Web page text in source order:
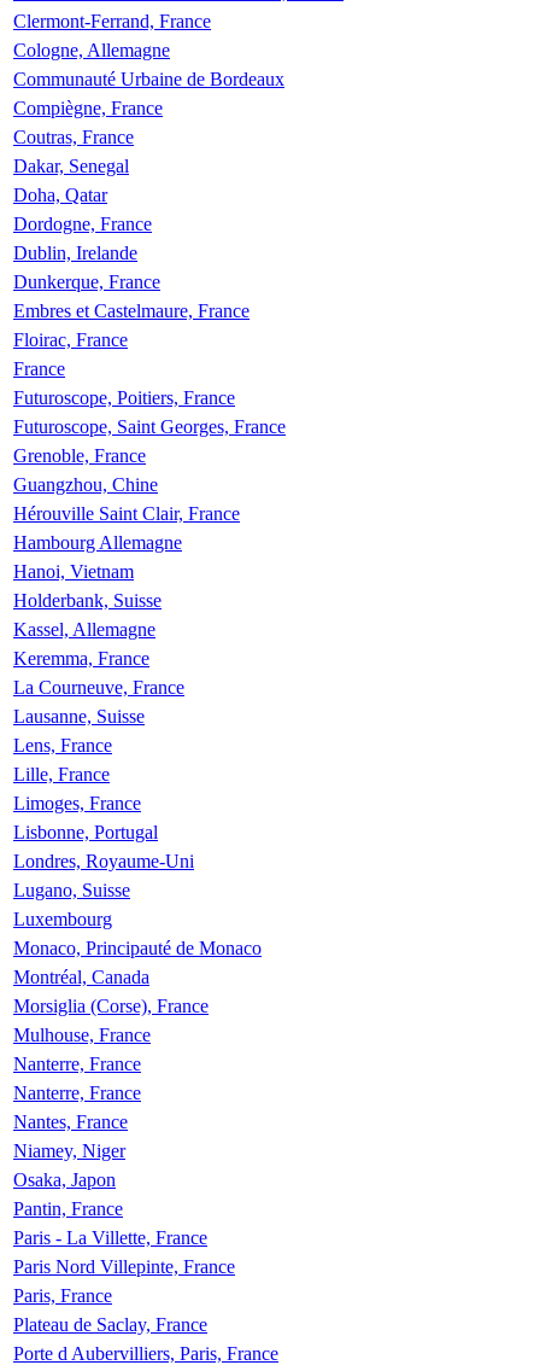
Clermont-Ferrand, France
Cologne, Allemagne
Communauté Urbaine de Bordeaux
Compiègne, France
Coutras, France
Dakar, Senegal
Doha, Qatar
Dordogne, France
Dublin, Irelande
Dunkerque, France
Embres et Castelmaure, France
Floirac, France
France
Futuroscope, Poitiers, France
Futuroscope, Saint Georges, France
Grenoble, France
Guangzhou, Chine
Hérouville Saint Clair, France
Hambourg Allemagne
Hanoi, Vietnam
Holderbank, Suisse
Kassel, Allemagne
Keremma, France
La Courneuve, France
Lausanne, Suisse
Lens, France
Lille, France
Limoges, France
Lisbonne, Portugal
Londres, Royaume-Uni
Lugano, Suisse
Luxembourg
Monaco, Principauté de Monaco
Montréal, Canada
Morsiglia (Corse), France
Mulhouse, France
Nanterre, France
Nanterre, France
Nantes, France
Niamey, Niger
Osaka, Japon
Pantin, France
Paris - La Villette, France
Paris Nord Villepinte, France
Paris, France
Plateau de Saclay, France
Porte d Aubervilliers, Paris, France